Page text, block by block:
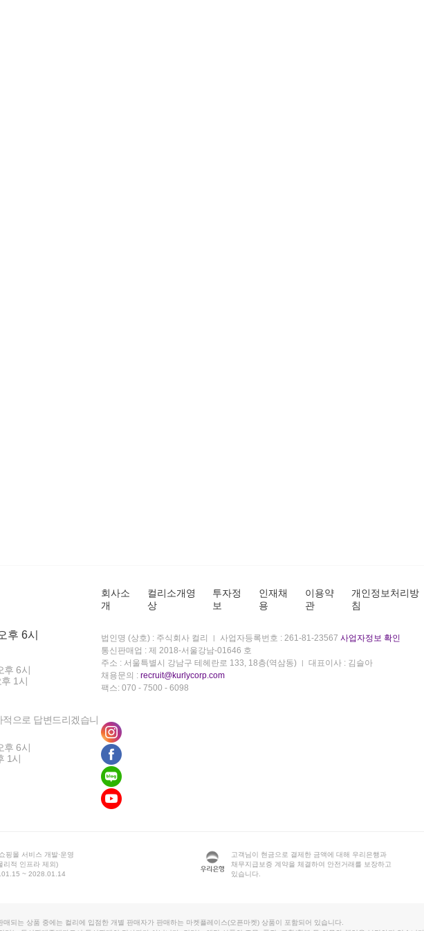
후 6시
후 6시
1시
으로 답변드리겠습니
후 6시
1시
회사소
개
컬리소개영
상
투자정
보
인재채
용
이용약
관
개인정보처리방
침
법인명 (상호) : 주식회사 컬리 사업자등록번호 : 261-81-23567 사업자정보 확인
통신판매업 : 제 2018-서울강남-01646 호
주소 : 서울특별시 강남구 테헤란로 133, 18층(역삼동)
대표이사 : 김슬아
채용문의 : recruit@kurlycorp.com
팩스: 070 - 7500 - 6098
핑몰 서비스 개발·운영
리적 인프라 제외)
~ 2028.01.14
고객님이 현금으로 결제한 금액에 대해 우리은행과
채무지급보증 계약을 체결하여 안전거래를 보장하고
있습니다.
매되는 상품 중에는 컬리에 입점한 개별 판매자가 판매하는 마켓플레이스(오픈마켓) 상품이 포함되어 있습니다.